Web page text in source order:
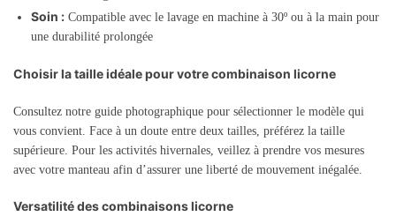
Soin : Compatible avec le lavage en machine à 30º ou à la main pour
une durabilité prolongée
Choisir la taille idéale pour votre combinaison licorne
Consultez notre guide photographique pour sélectionner le modèle qui
vous convient. Face à un doute entre deux tailles, préférez la taille
supérieure. Pour les activités hivernales, veillez à prendre vos mesures
avec votre manteau afin d’assurer une liberté de mouvement inégalée.
Versatilité des combinaisons licorne